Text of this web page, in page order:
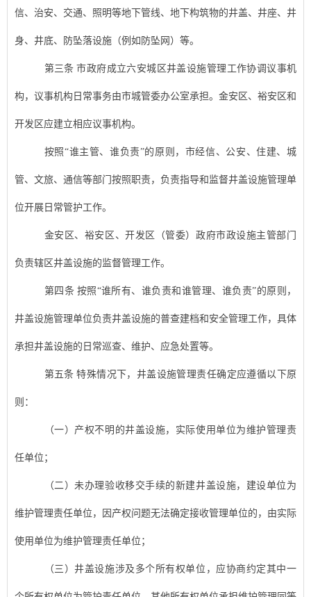
信、治安、交通、照明等地下管线、地下构筑物的井盖、井座、井
身、井底、防坠落设施（例如防坠网）等。
第三条 市政府成立六安城区井盖设施管理工作协调议事机
构，议事机构日常事务由市城管委办公室承担。金安区、裕安区和
开发区应建立相应议事机构。
按照“谁主管、谁负责”的原则，市经信、公安、住建、城
管、文旅、通信等部门按照职责，负责指导和监督井盖设施管理单
位开展 日常管护工作。
金安区、裕安区、开发区（管委）政府市政设施主管部门
负责辖区井盖设施的监督管理工作。
第四条 按照“谁所有、谁负责和谁管理、谁负责”的原则，
井盖设施管理单位负责井盖设施的普查建档和安全管理工作，具体
承担井盖设施的日常巡查、维护、应急处置等。
第五条 特殊情况下， 井盖设施管理责任确定应遵循以下原
则：
（一）产权不明的井盖设施，实际使用单位为维护管理责
任单位；
（二）未办理验收移交手续的新建井盖设施，建设单位为
维护管理责任单位，因产权问题无法确定接收管理单位的，由实际
使用单位为维护管理责任单位；
（三）井盖设施涉及多个所有权单位，应协商约定其中一